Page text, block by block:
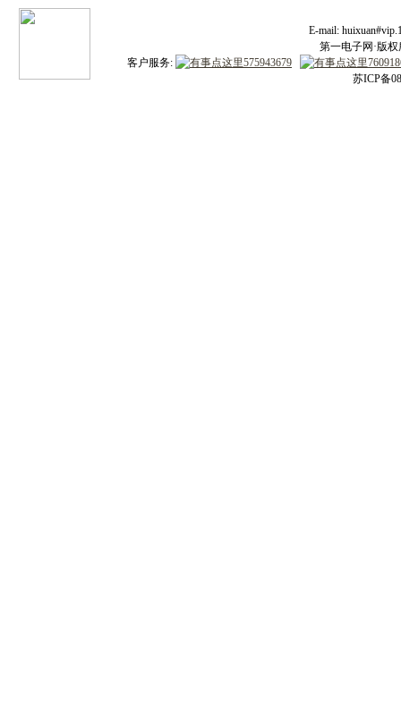
E-mail:
第一电子网·版权
客户服务:
苏ICP备